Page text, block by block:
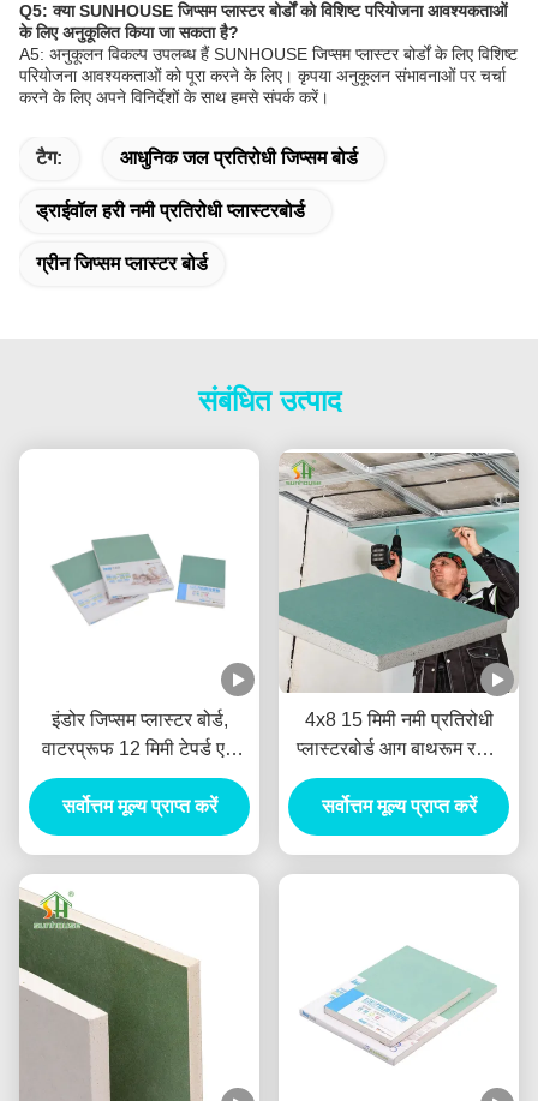
Q5: क्या SUNHOUSE जिप्सम प्लास्टर बोर्डों को विशिष्ट परियोजना आवश्यकताओं
के लिए अनुकूलित किया जा सकता है?
A5: अनुकूलन विकल्प उपलब्ध हैं SUNHOUSE जिप्सम प्लास्टर बोर्डों के लिए विशिष्ट
परियोजना आवश्यकताओं को पूरा करने के लिए। कृपया अनुकूलन संभावनाओं पर चर्चा
करने के लिए अपने विनिर्देशों के साथ हमसे संपर्क करें।
टैग: आधुनिक जल प्रतिरोधी जिप्सम बोर्ड
ड्राईवॉल हरी नमी प्रतिरोधी प्लास्टरबोर्ड
ग्रीन जिप्सम प्लास्टर बोर्ड
संबंधित उत्पाद
इंडोर जिप्सम प्लास्टर बोर्ड,
वाटरप्रूफ 12 मिमी टेपर्ड एज
प्लास्टरबोर्ड
सर्वोत्तम मूल्य प्राप्त करें
4x8 15 मिमी नमी प्रतिरोधी
प्लास्टरबोर्ड आग बाथरूम रसोई
के लिए रेटेड
सर्वोत्तम मूल्य प्राप्त करें